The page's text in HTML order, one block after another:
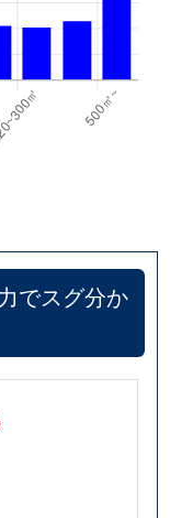
でスグ分か